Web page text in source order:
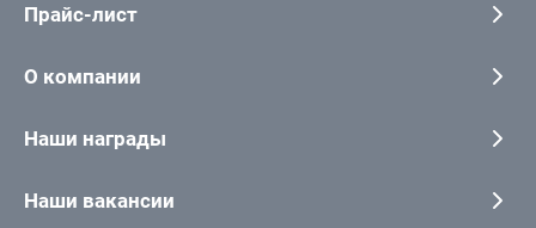
Прайс-лист
О компании
Наши награды
Наши вакансии